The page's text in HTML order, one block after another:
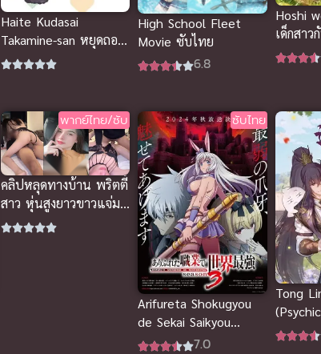
Haite Kudasai
Takamine-san หยุดถอด
เถอะครับ คุณทาคามิเนะ
High School Fleet
Movie ซับไทย
6.8
Hoshi
เด็กสาว
แห่งพิภ
พากย์ไทย/ซับ
คลิปหลุดทางบ้าน พริตตี้
สาว หุ่นสูงยาวขาวแจ่ม
โดนจ้างมาจัดหนักคราง
ซับไทย
Arifureta Shokugyou
de Sekai Saikyou
Season 3 อาชีพกระจอก
7.0
Tong
ชายากา